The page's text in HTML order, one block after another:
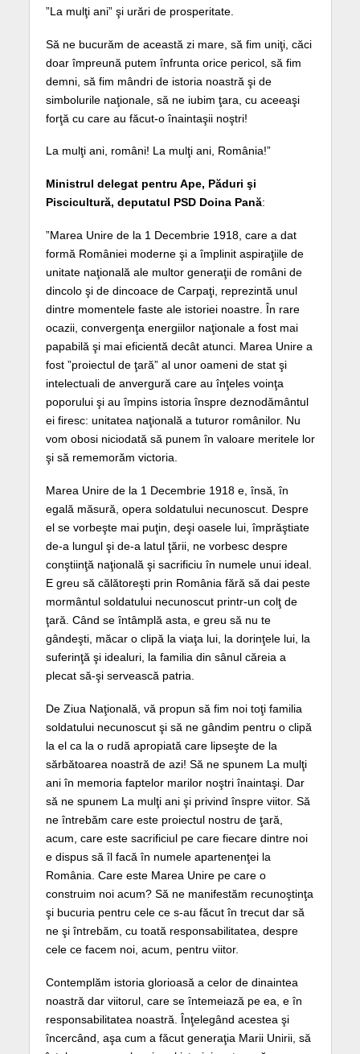
”La mulţi ani” şi urări de prosperitate.
Să ne bucurăm de această zi mare, să fim uniţi, căci
doar împreună putem înfrunta orice pericol, să fim
demni, să fim mândri de istoria noastră şi de
simbolurile naţionale, să ne iubim ţara, cu aceeaşi
forţă cu care au făcut-o înaintaşii noştri!
La mulţi ani, români! La mulţi ani, România!”
Ministrul delegat pentru Ape, Păduri şi
Piscicultură, deputatul PSD Doina Pană:
”Marea Unire de la 1 Decembrie 1918, care a dat
formă României moderne şi a împlinit aspiraţiile de
unitate naţională ale multor generaţii de români de
dincolo şi de dincoace de Carpaţi, reprezintă unul
dintre momentele faste ale istoriei noastre. În rare
ocazii, convergenţa energiilor naţionale a fost mai
papabilă şi mai eficientă decât atunci. Marea Unire a
fost ”proiectul de ţară” al unor oameni de stat şi
intelectuali de anvergură care au înţeles voinţa
poporului şi au împins istoria înspre deznodământul
ei firesc: unitatea naţională a tuturor românilor. Nu
vom obosi niciodată să punem în valoare meritele lor
şi să rememorăm victoria.
Marea Unire de la 1 Decembrie 1918 e, însă, în
egală măsură, opera soldatului necunoscut. Despre
el se vorbeşte mai puţin, deşi oasele lui, împrăştiate
de-a lungul şi de-a latul ţării, ne vorbesc despre
conştiinţă naţională şi sacrificiu în numele unui ideal.
E greu să călătoreşti prin România fără să dai peste
mormântul soldatului necunoscut printr-un colţ de
ţară. Când se întâmplă asta, e greu să nu te
gândeşti, măcar o clipă la viaţa lui, la dorinţele lui, la
suferinţă şi idealuri, la familia din sânul căreia a
plecat să-şi servească patria.
De Ziua Naţională, vă propun să fim noi toţi familia
soldatului necunoscut şi să ne gândim pentru o clipă
la el ca la o rudă apropiată care lipseşte de la
sărbătoarea noastră de azi! Să ne spunem La mulţi
ani în memoria faptelor marilor noştri înaintaşi. Dar
să ne spunem La mulţi ani şi privind înspre viitor. Să
ne întrebăm care este proiectul nostru de ţară,
acum, care este sacrificiul pe care fiecare dintre noi
e dispus să îl facă în numele apartenenţei la
România. Care este Marea Unire pe care o
construim noi acum? Să ne manifestăm recunoştinţa
şi bucuria pentru cele ce s-au făcut în trecut dar să
ne şi întrebăm, cu toată responsabilitatea, despre
cele ce facem noi, acum, pentru viitor.
Contemplăm istoria glorioasă a celor de dinaintea
noastră dar viitorul, care se întemeiază pe ea, e în
responsabilitatea noastră. Înţelegând acestea şi
încercând, aşa cum a făcut generaţia Marii Unirii, să